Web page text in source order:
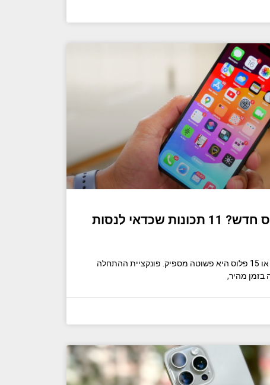
אייפון 15 או 15 פלוס חדש? 11 תכונות שכדאי לנסות
התחלת העבודה עם אייפון 15 או 15 פלוס היא פשוטה מספיק. פונקציית ההתחלה
מהיר,